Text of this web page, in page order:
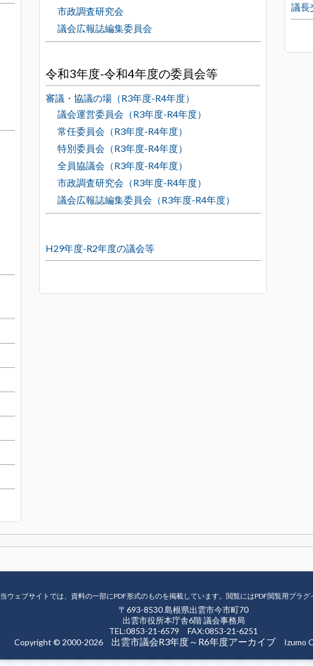
市政調査研究会
議会広報誌編集委員会
令和3年度-令和4年度の委員会等
審議・協議の場（R3年度-R4年度）
議会運営委員会（R3年度-R4年度）
常任委員会（R3年度-R4年度）
特別委員会（R3年度-R4年度）
全員協議会（R3年度-R4年度）
市政調査研究会（R3年度-R4年度）
議会広報誌編集委員会（R3年度-R4年度）
H29年度-R2年度の議会等
議長
当ウェブサイトでは、資料の一部にPDF形式のものを掲載しています。閲覧にはPDF閲覧用プラグ
〒693-8530 島根県出雲市今市町70
出雲市役所本庁舎6階 議会事務局
TEL:0853-21-6579 FAX:0853-21-6251
Copyright © 2000-2026 出雲市議会R3年度～R6年度アーカイブIzumo